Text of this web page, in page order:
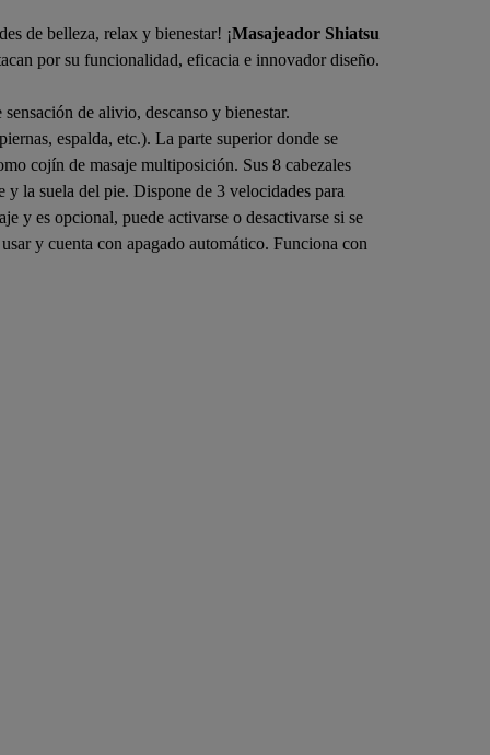
de belleza, relax y bienestar! ¡Masajeador Shiatsu
por su funcionalidad, eficacia e innovador diseño.
de alivio, descanso y bienestar.
espalda, etc.). La parte superior donde se
cojín de masaje multiposición. Sus 8 cabezales
la suela del pie. Dispone de 3 velocidades para
y es opcional, puede activarse o desactivarse si se
y cuenta con apagado automático. Funciona con